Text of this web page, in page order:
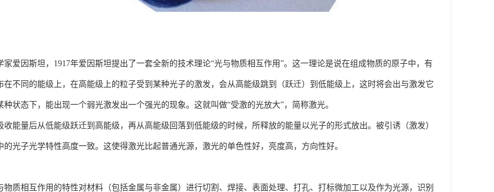
爱因斯坦，1917年爱因斯坦提出了一套全新的技术理论“光与物质相互作用”。这一理论是说在组成物质的原子中，有
在不同的能级上，在高能级上的粒子受到某种光子的激发，会从高能级跳到（跃迁）到低能级上，这时将会出与激发它
状态下，能出现一个弱光激发出一个强光的现象。这就叫做“受激的光放大”，简称激光。
能量后从低能级跃迁到高能级，再从高能级回落到低能级的时候，所释放的能量以光子的形式放出。被引诱（激发）
光子光学特性高度一致。这使得激光比起普通光源，激光的单色性好，亮度高，方向性好。
质相互作用的特性对材料（包括金属与非金属）进行切割、焊接、表面处理、打孔、打标微加工以及作为光源，识别